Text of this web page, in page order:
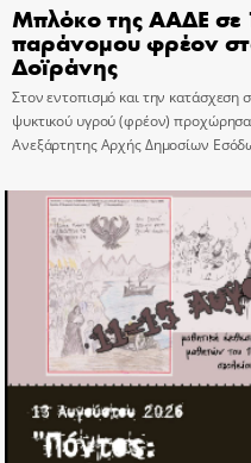
Μπλόκο της ΑΑΔΕ σε
παράνομου φρέον
Δοϊράνης
Στον εντοπισμό και την
ψυκτικού υγρού (φρέον)
Ανεξάρτητης Αρχής Δημοσίων